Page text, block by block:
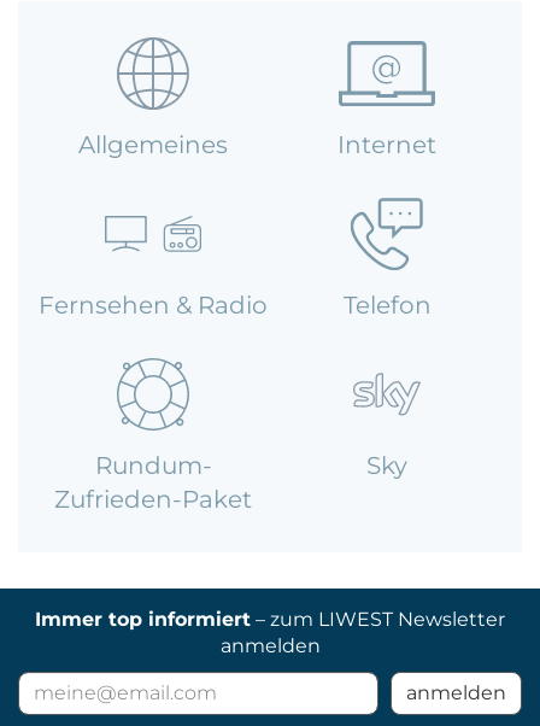
Verfügbarkeit
Karriere
Kontakt
Allgemeines Internet
Fernsehen & Radio Telefon
Rundum-
Zufrieden-Paket
Sky
Immer top informiert – zum LIWEST Newsletter
anmelden
Mail
anmelden